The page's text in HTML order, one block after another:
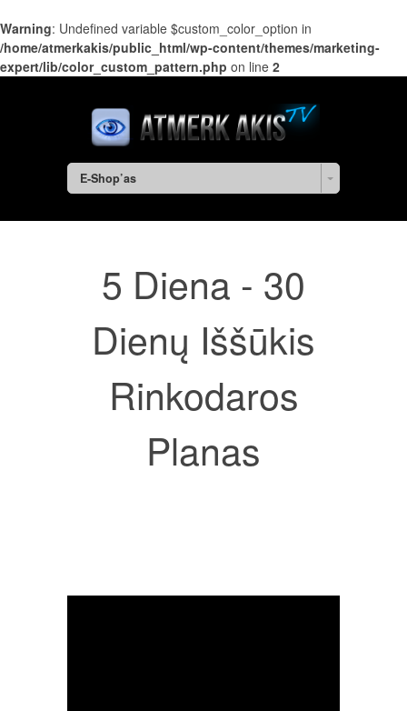
Warning: Undefined variable $custom_color_option in
/home/atmerkakis/public_html/wp-content/themes/marketing-
expert/lib/color_custom_pattern.php on line 2
E-Shop’as
5 Diena - 30
Dienų Iššūkis
Rinkodaros
Planas